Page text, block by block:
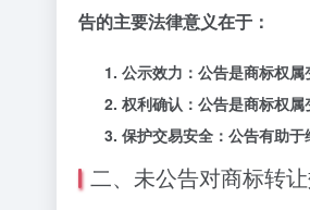
告的主要法律意义在于：
公示效力：公告是商标权属
权利确认：公告是商标权属
保护交易安全：公告有助于
二、未公告对商标转